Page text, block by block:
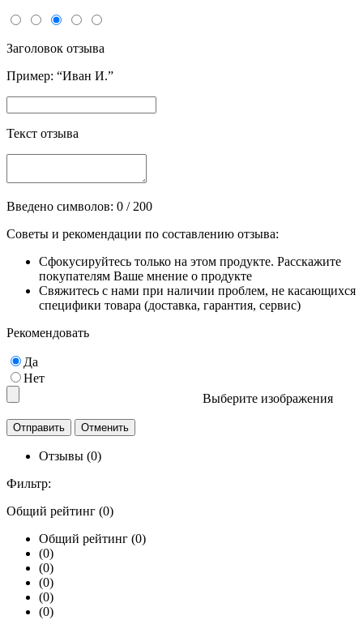
Заголовок отзыва
Пример: “Иван И.”
Текст отзыва
Введено символов: 0 / 200
Советы и рекомендации по составлению отзыва:
Сфокусируйтесь только на этом продукте. Расскажите
покупателям Ваше мнение о продукте
Свяжитесь с нами при наличии проблем, не касающихся
специфики товара (доставка, гарантия, сервис)
Рекомендовать
Да
Нет
Выберите изображения
Отзывы (0)
Фильтр:
Общий рейтинг (0)
Общий рейтинг (0)
(0)
(0)
(0)
(0)
(0)